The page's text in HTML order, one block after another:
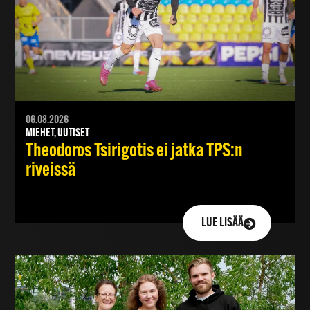
06.08.2026
MIEHET, UUTISET
Theodoros Tsirigotis ei jatka TPS:n
riveissä
LUE LISÄÄ